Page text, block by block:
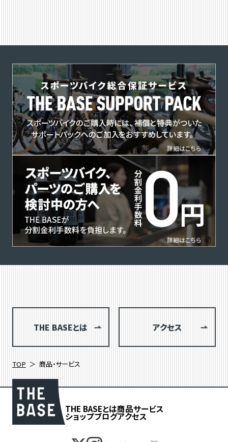
THE BASEとは アクセス
TOP 商品・サービス
THE BASEとは商品サービス
ショップブログアクセス